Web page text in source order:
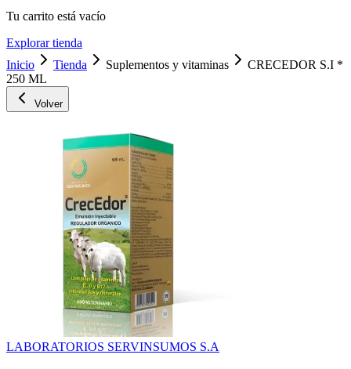
Tu carrito está vacío
Explorar tienda
Inicio
Tienda Suplementos y vitaminas
CRECEDOR S.I *
250 ML
Volver
LABORATORIOS SERVINSUMOS S.A